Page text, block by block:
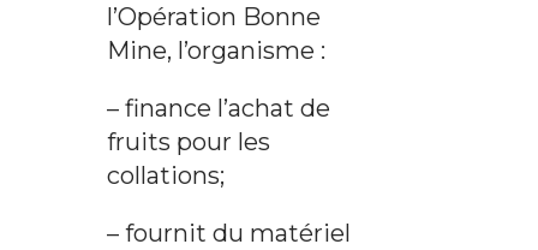
l’Opération Bonne
Mine, l’organisme :
– finance l’achat de
fruits pour les
collations;
– fournit du matériel